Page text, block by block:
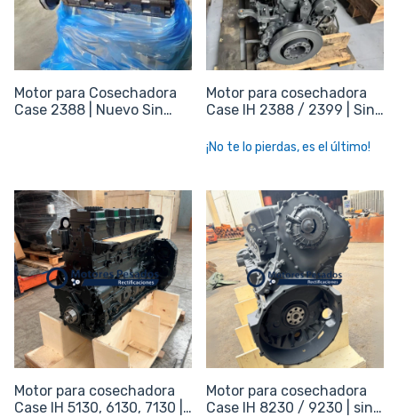
Motor para Cosechadora
Case 2388 | Nuevo Sin
Motor para cosechadora
Case IH 2388 / 2399 | Sin
¡No te lo pierdas, es el último!
Motor para cosechadora
Case IH 5130, 6130, 7130 |
Motor para cosechadora
Case IH 8230 / 9230 | sin